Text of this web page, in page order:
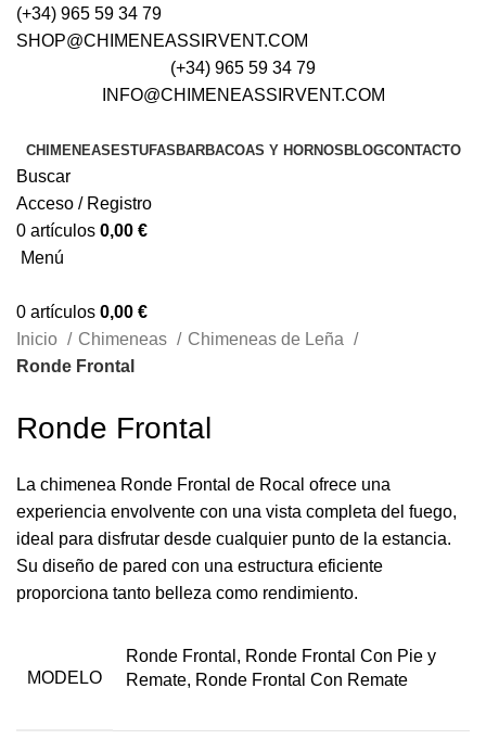
(+34) 965 59 34 79
SHOP@CHIMENEASSIRVENT.COM
(+34) 965 59 34 79
INFO@CHIMENEASSIRVENT.COM
CHIMENEAS ESTUFAS BARBACOAS Y HORNOS BLOGCONTACTO
Buscar
Acceso / Registro
0 artículos 0,00 €
Menú
0 artículos 0,00 €
Inicio
Chimeneas
Chimeneas de Leña
Ronde Frontal
Ronde Frontal
La chimenea Ronde Frontal de Rocal ofrece una
experiencia envolvente con una vista completa del fuego,
ideal para disfrutar desde cualquier punto de la estancia.
Su diseño de pared con una estructura eficiente
proporciona tanto belleza como rendimiento.
MODELO
Ronde Frontal, Ronde Frontal Con Pie y
Remate, Ronde Frontal Con Remate